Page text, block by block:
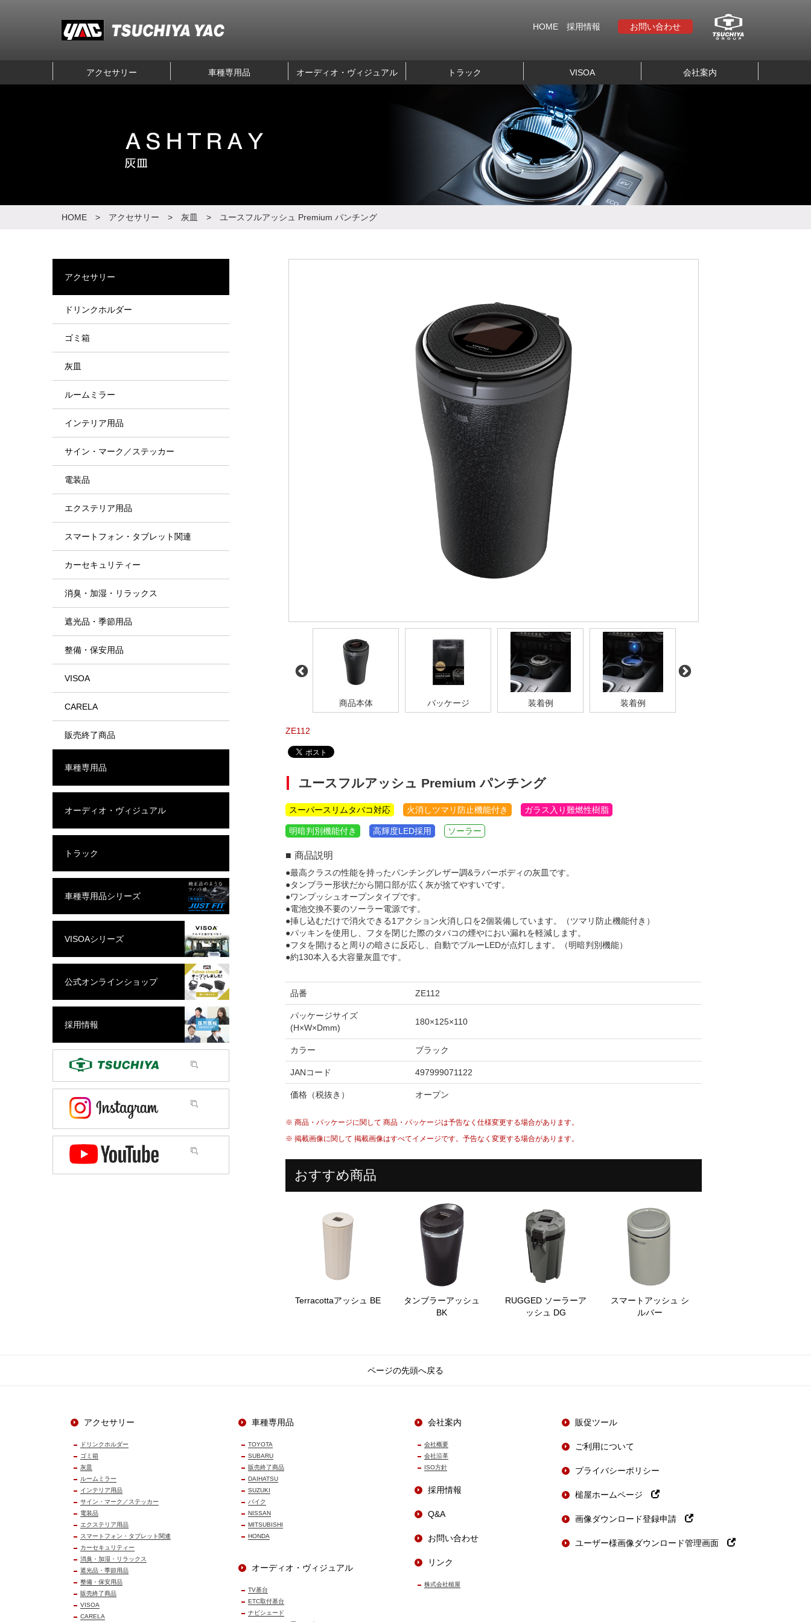
HOME 採用情報 お問い合わせ
アクセサリー 車種専用品 オーディオ・ヴィジュアル トラック VISOA 会社案内
HOME > アクセサリー > 灰皿 > ユースフルアッシュ Premium パンチング
アクセサリー
ドリンクホルダー
ゴミ箱
灰皿
ルームミラー
インテリア用品
サイン・マーク／ステッカー
電装品
エクステリア用品
スマートフォン・タブレット関連
カーセキュリティー
消臭・加湿・リラックス
遮光品・季節用品
整備・保安用品
VISOA
CARELA
販売終了商品
車種専用品
オーディオ・ヴィジュアル
トラック
車種専用品シリーズ
VISOAシリーズ
公式オンラインショップ
採用情報
商品本体 パッケージ 装着例 装着例
ZE112
ユースフルアッシュ Premium パンチング
スーパースリムタバコ対応 火消しツマリ防止機能付き ガラス入り難燃性樹脂
明暗判別機能付き 高輝度LED採用 ソーラー
商品説明
●最高クラスの性能を持ったパンチングレザー調&ラバーボディの灰皿です。
●タンブラー形状だから開口部が広く灰が捨てやすいです。
●ワンプッシュオープンタイプです。
●電池交換不要のソーラー電源です。
●挿し込むだけで消火できる1アクション火消し口を2個装備しています。（ツマリ防止機能付き）
●パッキンを使用し、フタを閉じた際のタバコの煙やにおい漏れを軽減します。
●フタを開けると周りの暗さに反応し、自動でブルーLEDが点灯します。（明暗判別機能）
●約130本入る大容量灰皿です。
品番 ZE112
パッケージサイズ
(H×W×Dmm)
180×125×110
カラー ブラック
JANコード 497999071122
価格（税抜き） オープン
※ 商品・パッケージに関して 商品・パッケージは予告なく仕様変更する場合があります。
※ 掲載画像に関して 掲載画像はすべてイメージです。予告なく変更する場合があります。
おすすめ商品
Terracottaアッシュ BE
タンブラーアッシュ
BK
RUGGED ソーラーア
ッシュ DG
スマートアッシュ シ
ルバー
ページの先頭へ戻る
アクセサリー
ドリンクホルダー
ゴミ箱
灰皿
ルームミラー
インテリア用品
サイン・マーク／ステッカー
電装品
エクステリア用品
スマートフォン・タブレット関連
カーセキュリティー
消臭・加湿・リラックス
遮光品・季節用品
整備・保安用品
販売終了商品
VISOA
CARELA
車種専用品
TOYOTA
SUBARU
販売終了商品
DAIHATSU
SUZUKI
バイク
NISSAN
MITSUBISHI
HONDA
オーディオ・ヴィジュアル
TV基台
ETC取付基台
ナビシェード
会社案内
会社概要
会社沿革
ISO方針
採用情報
Q&A
お問い合わせ
リンク
株式会社槌屋
販促ツール
ご利用について
プライバシーポリシー
槌屋ホームページ
画像ダウンロード登録申請
ユーザー様画像ダウンロード管理画面